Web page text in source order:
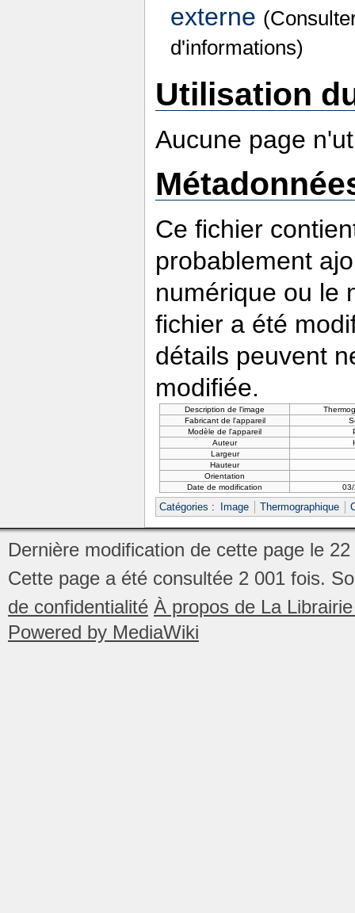
externe
d'informations)
Utilisation
Aucune page
Ce fichier
probablement
numérique ou le
fichier a été
détails peuvent
modifiée.
Description de l'image
Fabricant de l'appareil
Modèle de l'appareil
Auteur
Largeur
Hauteur
Orientation
Date de modification
Catégories : Image Thermographique
Dernière modification de cette page le
Cette page a été consultée 2 001 fois.
de confidentialité À propos de La
Powered by MediaWiki